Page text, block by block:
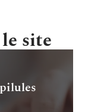
site